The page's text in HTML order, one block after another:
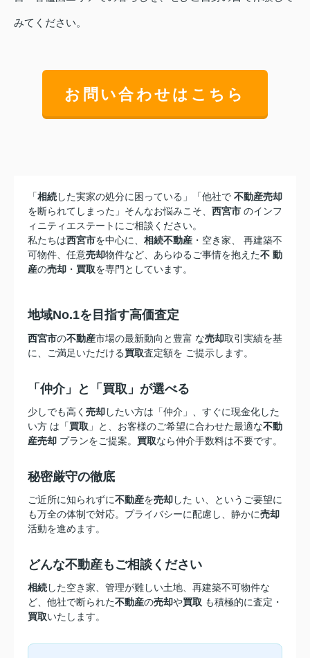
みてください。
お問い合わせはこちら
「相続した実家の処分に困っている」「他社で 不動産売却
を断られてしまった」そんなお悩みこそ、 西宮市 のインフ
ィニティエステートにご相談ください。
私たちは西宮市を中心に、 相続不動産 ・空き家、 再建築不
可物件、任意売却物件など、あらゆるご事情を抱えた不 動
産の売却 ・ 買取を専門としています。
地域No.1を目指す高価査定
西宮市の不動産市場の最新動向と豊富 な売却取引実績を基
に、ご満足いただける買取査定額を ご提示します。
「仲介」と「買取」が選べる
少しでも高く 売却 したい方は「仲介」、すぐに現金化した
い方 は「買取 」と、お客様のご希望に合わせた最適な不動
産売却 プランをご提案。 買取なら仲介手数料は不要です。
秘密厳守の徹底
ご近所に知られずに不動産を売却 した い、というご要望に
も万全の体制で対応。プライバシーに配慮し、静かに売却
活動を進めます。
どんな不動産もご相談ください
相続した空き家、管理が難しい土地、再建築不可物件な
ど、他社で断られた不動産の売却や買取 も積極的に査定・
買取いたします。